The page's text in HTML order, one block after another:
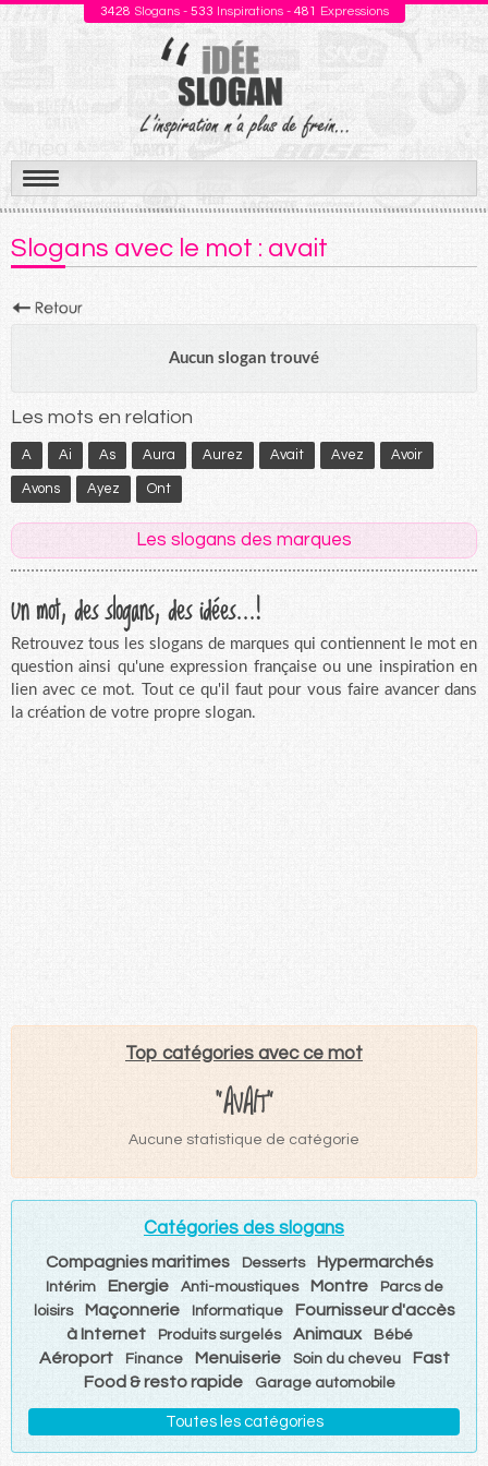
3428 Slogans - 533 Inspirations - 481 Expressions
Aller
au
contenu
Slogans avec le mot : avait
Aucun slogan trouvé
Les mots en relation
A Ai As Aura Aurez Avait Avez Avoir
Avons Ayez Ont
Les slogans des marques
Un mot, des slogans, des idées...!
Retrouvez tous les slogans de marques qui contiennent le mot en
question ainsi qu'une expression française ou une inspiration en
lien avec ce mot. Tout ce qu'il faut pour vous faire avancer dans
la création de votre propre slogan.
Top catégories avec ce mot
"AVAIT"
Aucune statistique de catégorie
Catégories des slogans
Compagnies maritimes Desserts Hypermarchés
Intérim Energie Anti-moustiques Montre
Parcs de
loisirs
Maçonnerie Informatique
Fournisseur d'accès
à Internet
Produits surgelés Animaux Bébé
Aéroport Finance Menuiserie Soin du cheveu
Fast
Food & resto rapide
Garage automobile
Toutes les catégories